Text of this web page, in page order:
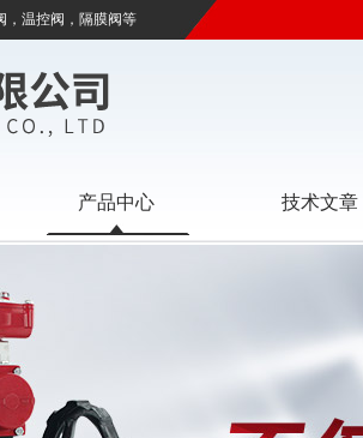
，温控阀，隔膜阀等
产品中心 技术文章